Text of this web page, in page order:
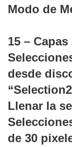
Modo de
15 –
desde
Llenar la
de 30